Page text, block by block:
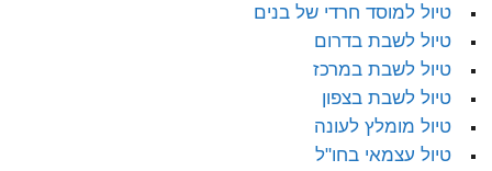
טיול למוסד חרדי של בנים
טיול לשבת בדרום
טיול לשבת במרכז
טיול לשבת בצפון
טיול מומלץ לעונה
טיול עצמאי בחו"ל